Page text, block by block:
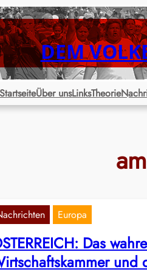
DEM
StartseiteÜber unsLinksTheorie
Europa
Das
und